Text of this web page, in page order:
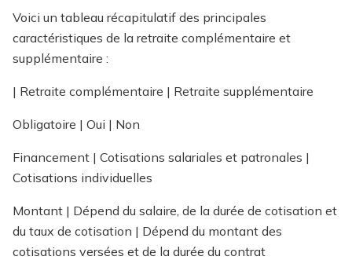
Voici un tableau récapitulatif des principales
caractéristiques de la retraite complémentaire et
supplémentaire :
| Retraite complémentaire | Retraite supplémentaire
Obligatoire | Oui | Non
Financement | Cotisations salariales et patronales |
Cotisations individuelles
Montant | Dépend du salaire, de la durée de cotisation et
du taux de cotisation | Dépend du montant des
cotisations versées et de la durée du contrat